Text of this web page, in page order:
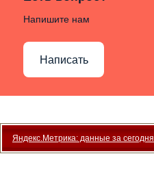
Напишите нам
Написать
Яндекс.Метрика: данные за сегодня